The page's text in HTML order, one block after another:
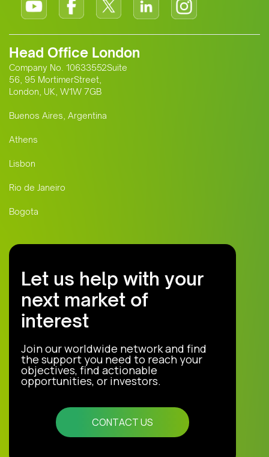
Head Office London
Company No. 10633552Suite
56, 95 MortimerStreet,
London, UK, W1W 7GB
Buenos Aires, Argentina
Athens
Lisbon
Rio de Janeiro
Bogota
Let us help with your
next market of
interest
Join our worldwide network and find
the support you need to reach your
objectives, find actionable
opportunities, or investors.
CONTACT US